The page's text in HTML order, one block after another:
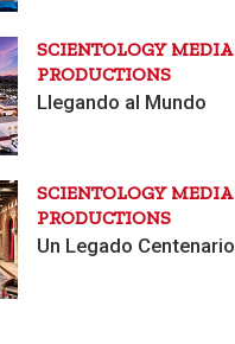
SCIENTOLOGY MEDIA
PRODUCTIONS
Llegando al Mundo
SCIENTOLOGY MEDIA
PRODUCTIONS
Un Legado Centenario